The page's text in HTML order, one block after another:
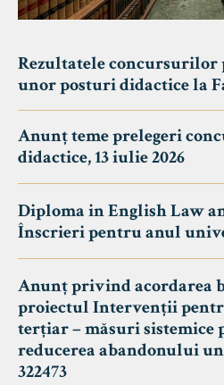
Rezultatele concursurilor
unor posturi didactice la
Anunț teme prelegeri
didactice, 13 iulie 2026
Diploma in English Law
Înscrieri pentru anul
Anunț privind acordarea
proiectul Intervenții
terțiar – măsuri sistemice
reducerea abandonului
322473